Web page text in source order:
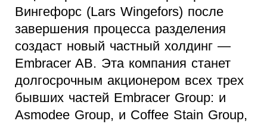
Вингефорс (Lars Wingefors) после
завершения процесса разделения
создаст новый частный холдинг —
Embracer AB. Эта компания станет
долгосрочным акционером всех трех
бывших частей Embracer Group: и
Asmodee Group, и Coffee Stain Group,